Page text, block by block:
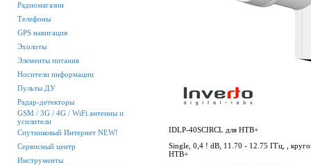
Радиомагазин
Телефоны
GPS навигация
Эхолоты
Элементы питания
Носители информации
Пульты ДУ
Радар-детекторы
GSM / 3G / 4G / WiFi антенны и
усилители
Спутниковый Интернет NEW!
Сервисный центр
Инструменты
IDLP-40SCIRCL для НТВ+
Single, 0,4 ! dB, 11.70 - 12.75 ГГц, ,
НТВ+